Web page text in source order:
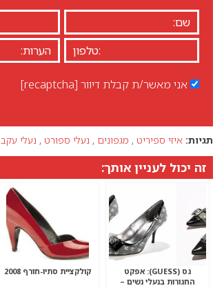
אני מאשר/ת קבלת דיוור [recaptcha]
תגיות: איזי ספיריט , מגפונים , נעלי ספורט , נעלי עקב
זה יכול לעניין אותך:
גס (GUESS): אפקט
החגורות בנעלי נשים –
קולקציית סתיו-חורף 2008